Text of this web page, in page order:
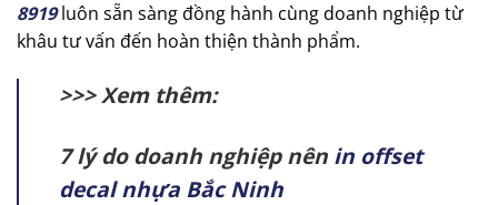
8919luôn sẵn sàng đồng hành cùng doanh nghiệp từ
khâu tư vấn đến hoàn thiện thành phẩm.
>>> Xem thêm:
7 lý do doanh nghiệp nên in offset
decal nhựa Bắc Ninh